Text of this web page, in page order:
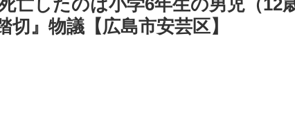
亡したのは小学6年生の男児（12
』物議【広島市安芸区】